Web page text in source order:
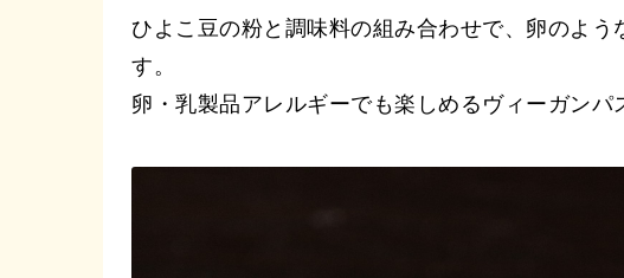
ひよこ豆の粉と調味料の組み合わせで、卵のよう
す。
卵・乳製品アレルギーでも楽しめるヴィーガンパ